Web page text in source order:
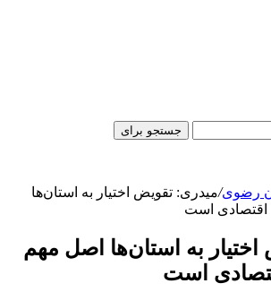
جستجو برای
رضوی/میدری: تقویض اختیار به استان‌ها
اقتصادی است
به استان‌ها اصل مهم
است